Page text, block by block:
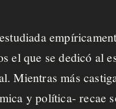
el que se dedicó al
Mientras más
y política- recae